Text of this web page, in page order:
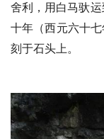
菩
提
专
题
舍利，用白马驮
十年（西元六十
刻于石头上。